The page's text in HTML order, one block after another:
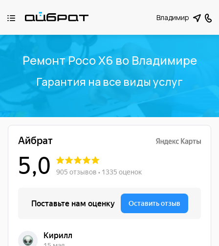
Владимир
Ремонт Poco X6 во Владимире
Гарантия на все виды услуг